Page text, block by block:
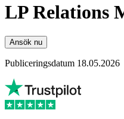
LP Relations
Ansök nu
Publiceringsdatum 18.05.2026